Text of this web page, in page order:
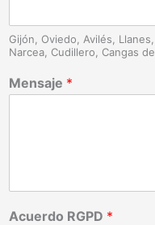
Gijón, Oviedo, Avilés,
Narcea, Cudillero, Cangas
Mensaje *
Acuerdo RGPD *